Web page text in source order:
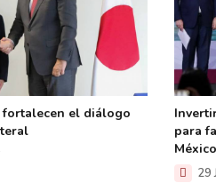
fortalecen el diálogo
para
México
29